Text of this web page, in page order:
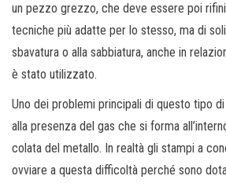
un pezzo grezzo, che deve essere poi
tecniche più adatte per lo stesso, ma di
sbavatura o alla sabbiatura, anche in
è stato utilizzato.
Uno dei problemi principali di questo tipo
alla presenza del gas che si forma
colata del metallo. In realtà gli stampi a
ovviare a questa difficoltà perché sono